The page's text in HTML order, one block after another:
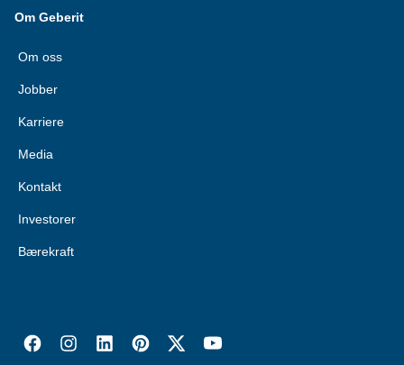
Om Geberit
Om oss
Jobber
Karriere
Media
Kontakt
Investorer
Bærekraft